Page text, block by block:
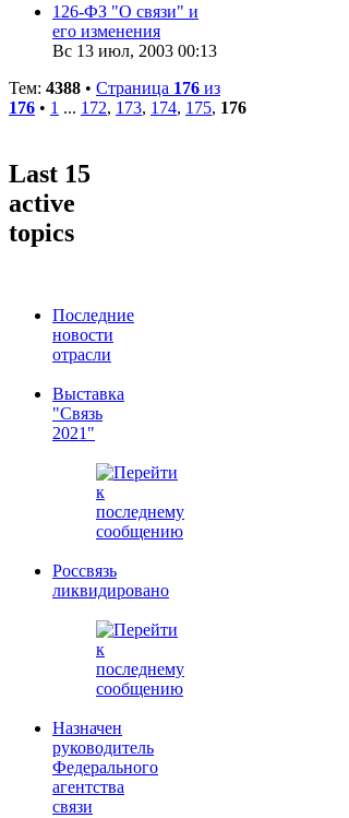
126-ФЗ "О связи" и
его изменения
Вс 13 июл, 2003 00:13
Тем: 4388 • Страница 176 из
176 • 1 ... 172, 173, 174, 175, 176
Last 15
active
topics
Последние
новости
отрасли
Выставка
"Связь
2021"
Россвязь
ликвидировано
Назначен
руководитель
Федерального
агентства
связи